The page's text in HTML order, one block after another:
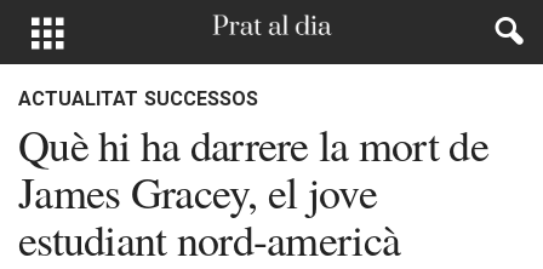
ACTUALITAT SUCCESSOS
Què hi ha darrere la mort de
James Gracey, el jove
estudiant nord-americà